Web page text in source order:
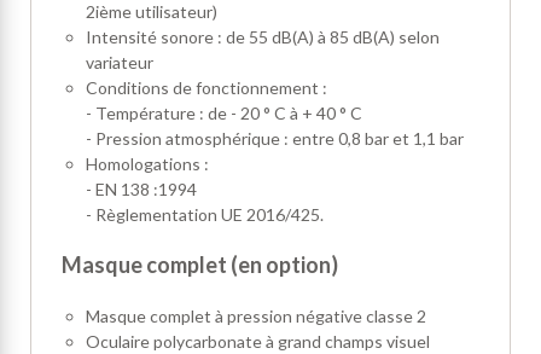
2ième utilisateur)
Intensité sonore : de 55 dB(A) à 85 dB(A) selon
variateur
Conditions de fonctionnement :
- Température : de - 20 ° C à + 40 ° C
- Pression atmosphérique : entre 0,8 bar et 1,1 bar
Homologations :
- EN 138 :1994
- Règlementation UE 2016/425.
Masque complet (en option)
Masque complet à pression négative classe 2
Oculaire polycarbonate à grand champs visuel